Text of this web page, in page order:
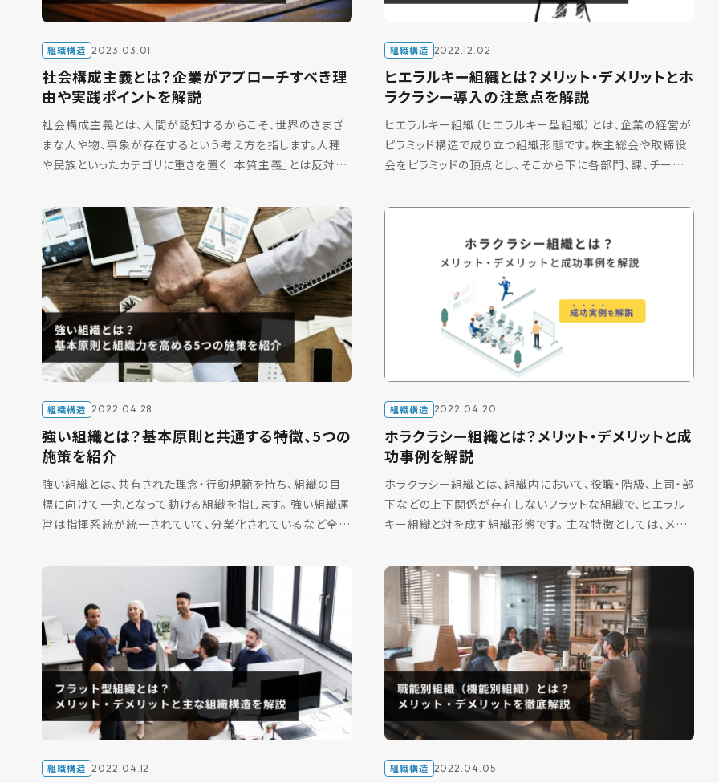
組織構造 2023.03.01
社会構成主義とは？企業がアプローチすべき理
由や実践ポイントを解説
社会構成主義とは、人間が認知するからこそ、世界のさまざ
まな人や物、事象が存在するという考え方を指します。人種
や民族といったカテゴリに重きを置く「本質主義」とは反対の
[…]
組織構造 2022.12.02
ヒエラルキー組織とは？メリット・デメリットとホ
ラクラシー導入の注意点を解説
ヒエラルキー組織（ヒエラルキー型組織）とは、企業の経営が
ピラミッド構造で成り立つ組織形態です。株主総会や取締役
会をピラミッドの頂点とし、そこから下に各部門、課、チーム
[…]
組織構造 2022.04.28
強い組織とは？基本原則と共通する特徴、5つの
施策を紹介
強い組織とは、共有された理念・行動規範を持ち、組織の目
標に向けて一丸となって動ける組織を指します。 強い組織運
営は指揮系統が統一されていて、分業化されているなど全部
[…]
組織構造 2022.04.20
ホラクラシー組織とは？メリット・デメリットと成
功事例を解説
ホラクラシー組織とは、組織内において、役職・階級、上司・部
下などの上下関係が存在しないフラットな組織で、ヒエラル
キー組織と対を成す組織形態です。 主な特徴としては、メン
[…]
組織構造 2022.04.12 組織構造 2022.04.05